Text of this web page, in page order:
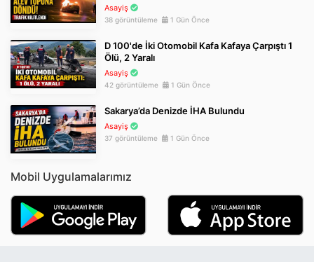
Asayiş
38 görüntüleme 1 Gün Önce
D 100'de İki Otomobil Kafa Kafaya Çarpıştı 1
Ölü, 2 Yaralı
Asayiş
42 görüntüleme 1 Gün Önce
Sakarya’da Denizde İHA Bulundu
Asayiş
37 görüntüleme 1 Gün Önce
Mobil Uygulamalarımız